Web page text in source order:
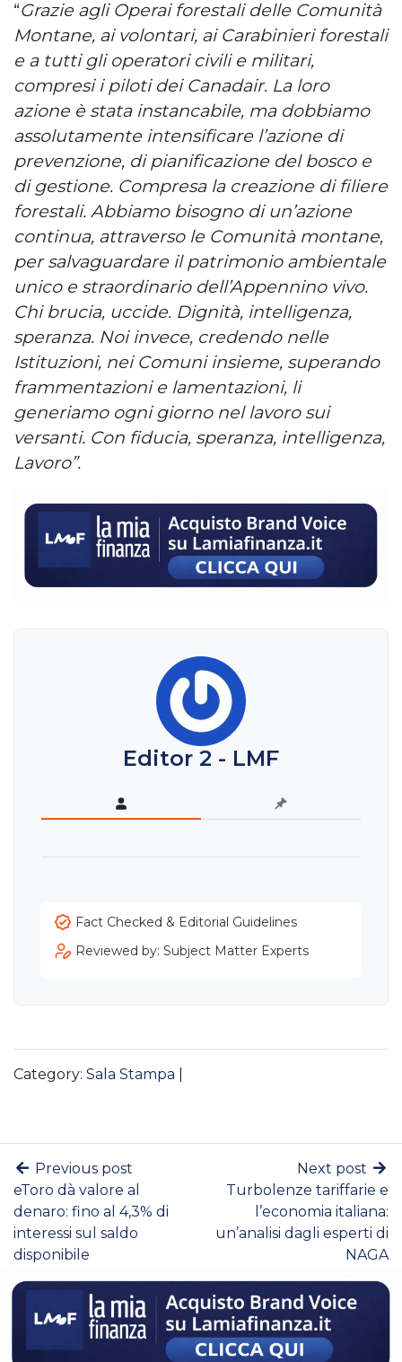
“Grazie agli Operai forestali delle Comunità
Montane, ai volontari, ai Carabinieri forestali
e a tutti gli operatori civili e militari,
compresi i piloti dei Canadair. La loro
azione è stata instancabile, ma dobbiamo
assolutamente intensificare l’azione di
prevenzione, di pianificazione del bosco e
di gestione. Compresa la creazione di filiere
forestali. Abbiamo bisogno di un’azione
continua, attraverso le Comunità montane,
per salvaguardare il patrimonio ambientale
unico e straordinario dell’Appennino vivo.
Chi brucia, uccide. Dignità, intelligenza,
speranza. Noi invece, credendo nelle
Istituzioni, nei Comuni insieme, superando
frammentazioni e lamentazioni, li
generiamo ogni giorno nel lavoro sui
versanti. Con fiducia, speranza, intelligenza,
Lavoro”.
Editor 2 - LMF
Fact Checked & Editorial Guidelines
Reviewed by: Subject Matter Experts
Category: Sala Stampa
Previous post
eToro dà valore al
denaro: fino al 4,3% di
interessi sul saldo
disponibile
Next post
Turbolenze tariffarie e
l’economia italiana:
un’analisi dagli esperti di
NAGA